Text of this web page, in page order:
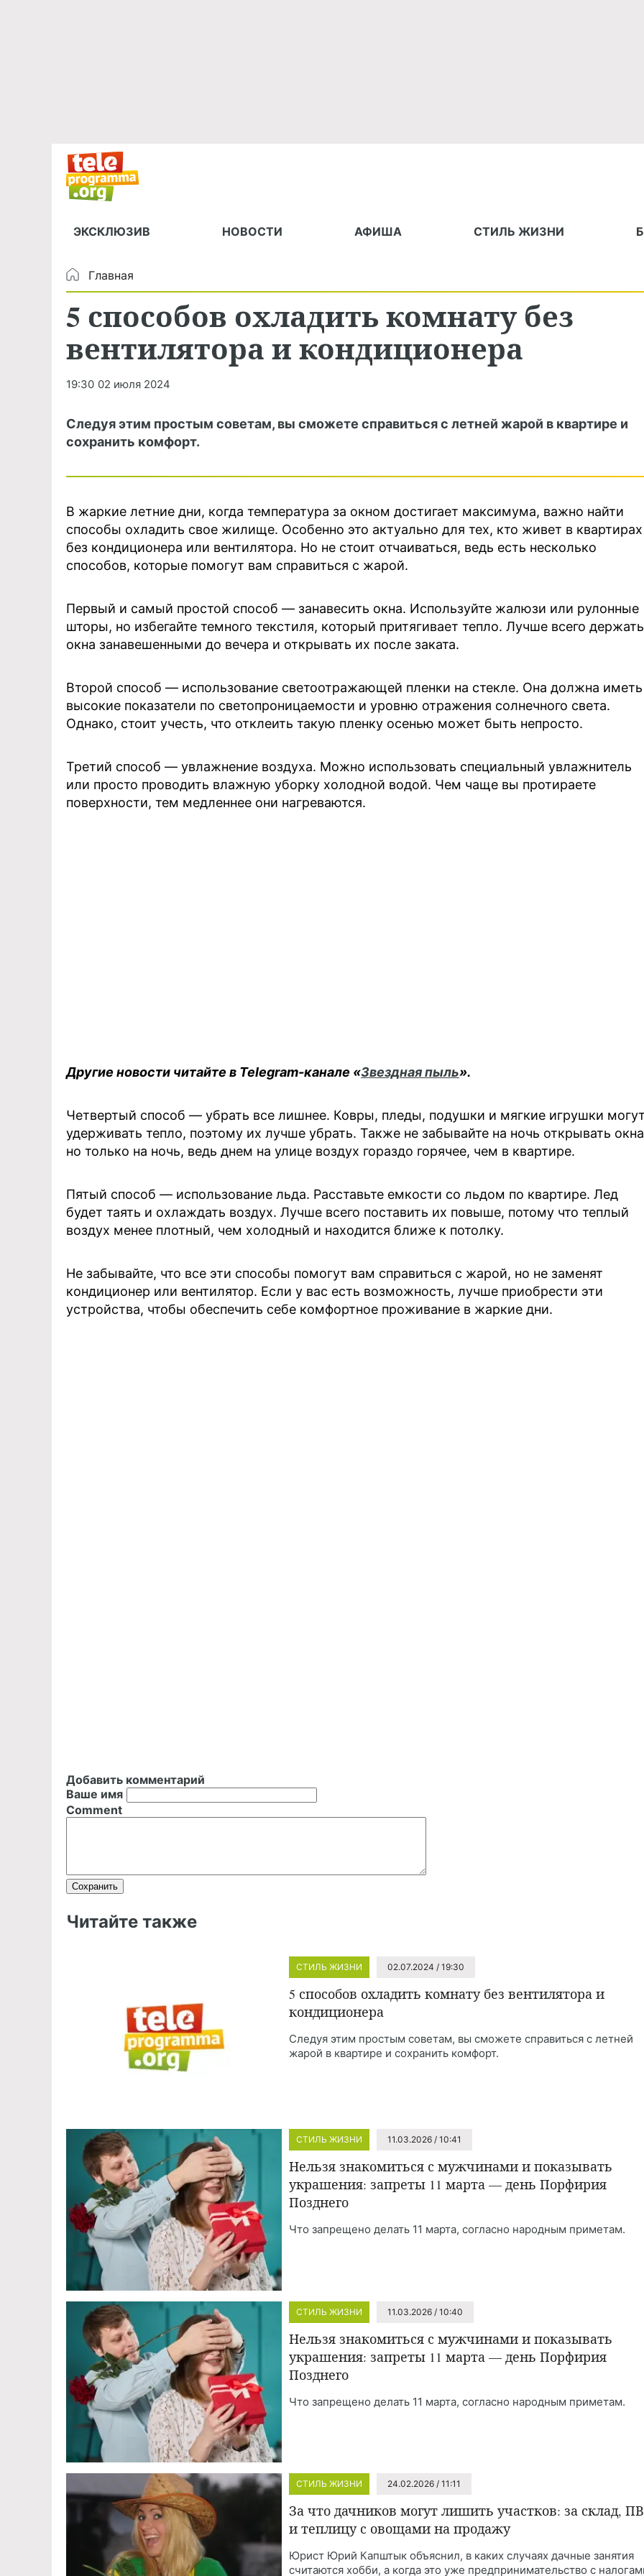
ЭКСКЛЮЗИВ НОВОСТИ АФИША СТИЛЬ ЖИЗНИ
Главная
5 способов охладить комнату без
вентилятора и кондиционера
19:30 02 июля 2024
Следуя этим простым советам, вы сможете справиться с летней жарой в квартире и
сохранить комфорт.
В жаркие летние дни, когда температура за окном достигает максимума, важно найти
способы охладить свое жилище. Особенно это актуально для тех, кто живет в квартирах
без кондиционера или вентилятора. Но не стоит отчаиваться, ведь есть несколько
способов, которые помогут вам справиться с жарой.
Первый и самый простой способ — занавесить окна. Используйте жалюзи или рулонные
шторы, но избегайте темного текстиля, который притягивает тепло. Лучше всего держать
окна занавешенными до вечера и открывать их после заката.
Второй способ — использование светоотражающей пленки на стекле. Она должна иметь
высокие показатели по светопроницаемости и уровню отражения солнечного света.
Однако, стоит учесть, что отклеить такую пленку осенью может быть непросто.
Третий способ — увлажнение воздуха. Можно использовать специальный увлажнитель
или просто проводить влажную уборку холодной водой. Чем чаще вы протираете
поверхности, тем медленнее они нагреваются.
Другие новости читайте в Telegram-канале «Звездная пыль».
Четвертый способ — убрать все лишнее. Ковры, пледы, подушки и мягкие игрушки
удерживать тепло, поэтому их лучше убрать. Также не забывайте на ночь открывать
но только на ночь, ведь днем на улице воздух гораздо горячее, чем в квартире.
Пятый способ — использование льда. Расставьте емкости со льдом по квартире. Лед
будет таять и охлаждать воздух. Лучше всего поставить их повыше, потому что теплый
воздух менее плотный, чем холодный и находится ближе к потолку.
Не забывайте, что все эти способы помогут вам справиться с жарой, но не заменят
кондиционер или вентилятор. Если у вас есть возможность, лучше приобрести эти
устройства, чтобы обеспечить себе комфортное проживание в жаркие дни.
Добавить комментарий
Ваше имя
Comment
Читайте также
СТИЛЬ ЖИЗНИ 02.07.2024 / 19:30
5 способов охладить комнату без вентилятора и
кондиционера
Следуя этим простым советам, вы сможете справиться с летней
жарой в квартире и сохранить комфорт.
СТИЛЬ ЖИЗНИ 11.03.2026 / 10:41
Нельзя знакомиться с мужчинами и показывать
украшения: запреты 11 марта — день Порфирия
Позднего
Что запрещено делать 11 марта, согласно народным приметам.
СТИЛЬ ЖИЗНИ 11.03.2026 / 10:40
Нельзя знакомиться с мужчинами и показывать
украшения: запреты 11 марта — день Порфирия
Позднего
Что запрещено делать 11 марта, согласно народным приметам.
СТИЛЬ ЖИЗНИ 24.02.2026 / 11:11
За что дачников могут лишить участков: за склад,
и теплицу с овощами на продажу
Юрист Юрий Капштык объяснил, в каких случаях дачные занятия
считаются хобби, а когда это уже предпринимательство с